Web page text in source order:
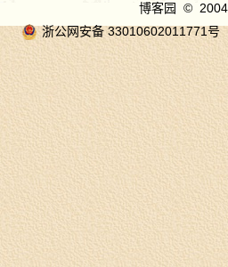
博客园
©
浙公网安备 33010602011771号